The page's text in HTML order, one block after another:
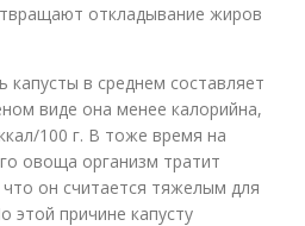
откладывание жиров
капусты в среднем составляет
виде она менее калорийна,
100 г. В тоже время на
овоща организм тратит
он считается тяжелым для
этой причине капусту